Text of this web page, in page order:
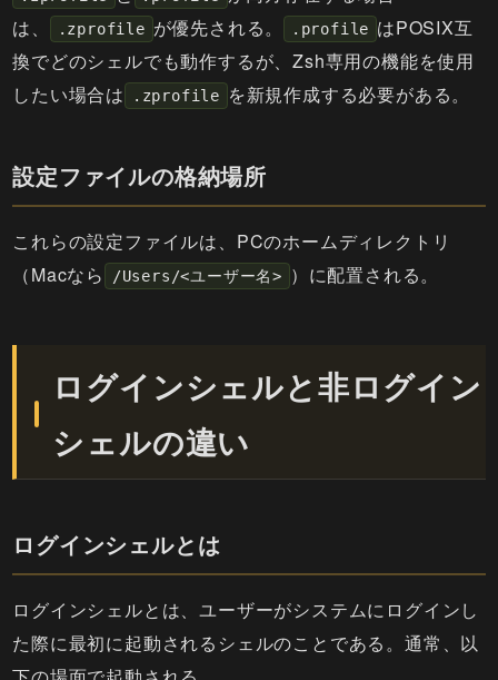
は、
.zprofile が優先される。 .profile はPOSIX互
換でどのシェルでも動作するが、Zsh専用の機能を使用
したい場合は
.zprofile を新規作成する必要がある。
設定ファイルの格納場所
これらの設定ファイルは、PCのホームディレクトリ
（Macなら
/Users/<ユーザー名> ）に配置される。
ログインシェルと非ログイン
シェルの違い
ログインシェルとは
ログインシェルとは、ユーザーがシステムにログインし
た際に最初に起動されるシェルのことである。通常、以